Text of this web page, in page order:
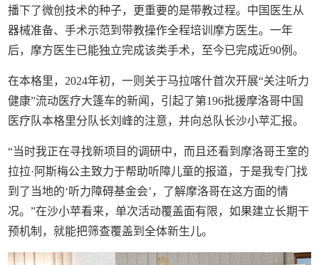
播下了微创技术的种子，更重要的是带教过程。中国医生从
器械准备、手术示范到带教操作全程培训摩方医生。一年
后，摩方医生已能独立完成该类手术，至今已完成近90例。
在本格里，2024年初，一则关于马拉喀什首次开展“关注听力
健康”流动医疗大篷车的新闻，引起了第196批援摩洛哥中国
医疗队本格里分队长刘峰的注意，并向总队长沙小苹汇报。
“当时我正在寻找新项目的调研中，而且还看到摩洛哥王室的
拉拉·阿斯梅公主致力于帮助听障儿童的报道，于是我专门找
到了当地的‘听力障碍基金会’，了解摩洛哥在这方面的情
况。”在沙小苹看来，单次活动覆盖面有限，如果建立长期干
预机制，就能把筛查覆盖到全体新生儿。